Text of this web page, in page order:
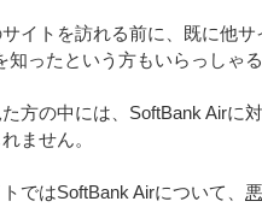
イトを訪れる前に、既に他
知ったという方もいらっしゃ
方の中には、SoftBank Airに
ません。
ではSoftBank Airについて、